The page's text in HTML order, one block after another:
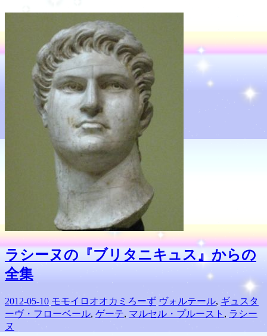
ラシーヌの『ブリタニキュス』からの
全集
2012-05-10 モモイロオオカミろーず ヴォルテール, ギュスタ
ーヴ・フローベール, ゲーテ, マルセル・プルースト , ラシー
ヌ